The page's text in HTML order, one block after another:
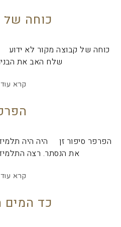
כוחה של
כוחה של קבוצה מקור לא ידוע
שלח האב את
קרא
הפרפר סיפור זן היה היה
את הנסתר. רצה
קרא
כד המים